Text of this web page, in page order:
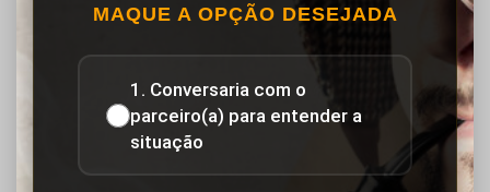
MAQUE A OPÇÃO DESEJADA
1. Conversaria com o
parceiro(a) para entender a
situação